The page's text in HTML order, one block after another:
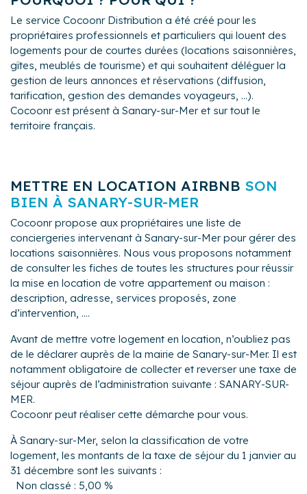
surveillent l'état des travaux en faisant un compte-
rendu régulier.
mains propres, d'un état des lieux d'entrée et de
sortie, d'une explication des équipements de votre
logement, de conseils sur les lieux à visiter et les
activités à faire aux alentours de votre logement. Ils
s'occupent aussi du ménage et du linge de maison
entre chaque locataire.
Le service Cocoonr Distribution a été créé pour les
propriétaires professionnels et particuliers qui louent des
logements pour de courtes durées (locations saisonnières,
gîtes, meublés de tourisme) et qui souhaitent déléguer la
gestion de leurs annonces et réservations (diffusion,
tarification, gestion des demandes voyageurs, ...).
Cocoonr est présent à Sanary-sur-Mer et sur tout le
territoire français.
METTRE EN LOCATION AIRBNB SON
BIEN À SANARY-SUR-MER
Cocoonr propose aux propriétaires une liste de
conciergeries intervenant à Sanary-sur-Mer pour gérer des
locations saisonnières. Nous vous proposons notamment
de consulter les fiches de toutes les structures pour réussir
la mise en location de votre appartement ou maison :
description, adresse, services proposés, zone
d’intervention, ....
Avant de mettre votre logement en location, n’oubliez pas
de le déclarer auprès de la mairie de Sanary-sur-Mer. Il est
notamment obligatoire de collecter et reverser une taxe de
séjour auprès de l’administration suivante : SANARY-SUR-
MER.
Cocoonr peut réaliser cette démarche pour vous.
À Sanary-sur-Mer, selon la classification de votre
logement, les montants de la taxe de séjour du 1 janvier au
31 décembre sont les suivants :
Non classé : 5,00 %